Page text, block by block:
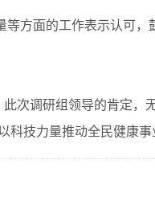
方面的工作表示认可，
次调研组领导的肯定，
技力量推动全民健康事